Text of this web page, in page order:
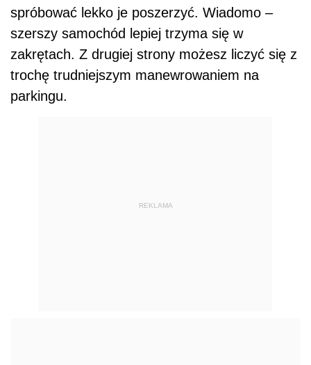
spróbować lekko je poszerzyć. Wiadomo –
szerszy samochód lepiej trzyma się w
zakrętach. Z drugiej strony możesz liczyć się z
trochę trudniejszym manewrowaniem na
parkingu.
REKLAMA